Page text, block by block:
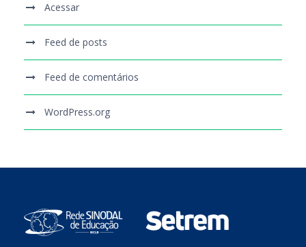
Acessar
Feed de posts
Feed de comentários
WordPress.org